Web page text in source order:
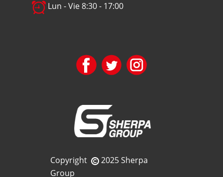
Lun - Vie 8:30 - 17:00
Copyright
2025 Sherpa
Group